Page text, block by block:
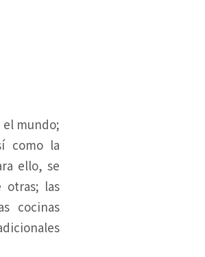
el mundo;
como la
ello, se
otras; las
cocinas